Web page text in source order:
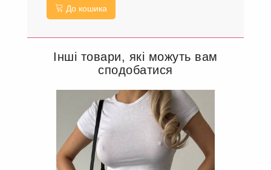
До кошика
Інші товари, які можуть вам
сподобатися